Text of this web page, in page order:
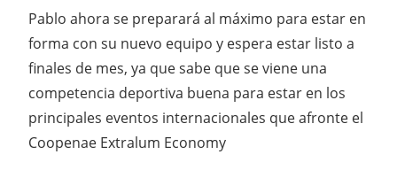
Pablo ahora se preparará al máximo para estar en
forma con su nuevo equipo y espera estar listo a
finales de mes, ya que sabe que se viene una
competencia deportiva buena para estar en los
principales eventos internacionales que afronte el
Coopenae Extralum Economy